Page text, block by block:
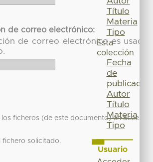
de correo electrónico:
de correo electrónico es usada
ficheros (de este documento) en acceso
fichero solicitado.
Título
Materia
Tipo
Esta
colección
Fecha
de
publicación
Autor
Título
Materia
Tipo
Usuario